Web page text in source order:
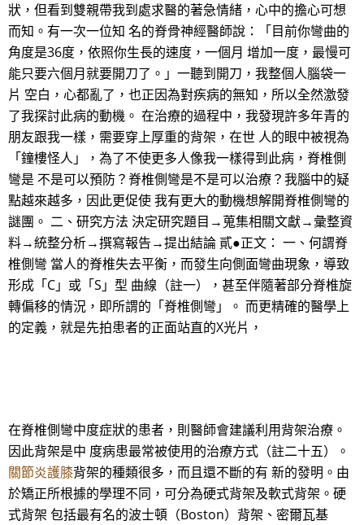
狀，但看到雙親帶我到處求醫的著急情緒，心中的擔心可想
而知。有一次一位知 名的脊骨神經醫師說：「目前你彎曲的
角度是36度，依照你生長的速度，一個月 增加一度，最慢可
能只要六個月就要開刀了。」一聽到開刀，我整個人腦袋一
片 空白，心都亂了，也正因為對疾病的無知，所以全然激發
了我探討此病的動機。 在治療的過程中，我發現許多年青的
朋友跟我一樣，需要穿上厚重的背架，在世 人的眼中被視為
「鐘樓怪人」，為了不使更多人像我一樣得到此病，脊椎側
彎是 不是可以預防？脊椎側彎是不是可以治療？我腦中的疑
點越來越多，因此更促使 我有更大的動機想解開脊椎側彎的
謎團。 二、研究方法 決定研究題目→蒐集相關文獻→彙整資
料→統整分析→撰寫報告→提出結論 貳●正文： 一、何謂脊
椎側彎 當人的脊椎失去平衡，而發生向側面彎曲現象，導致
形成「C」或「S」型 曲線（註一），甚至伴隨著部分脊椎旋
轉偏移的情況，即所謂的「脊椎側彎」。 而更精確的醫學上
的定義，就是先拍患者的正面站直的X光片，
在脊椎側彎中度症狀的患者，則醫師會建議利用背架治療。
因此背架是中 度病患最常被使用的治療方式（註二十五）。
關節炎護膝背架的種類很多，而且還不斷的有 新的發明。由
於矯正所根據的學理不同，可分為硬式背架及軟式背架。硬
式背架 包括最有名的波士頓（Boston）背架、密爾瓦基